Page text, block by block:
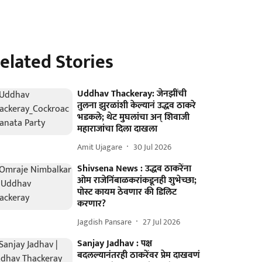
Stories
Uddhav Thackeray: जेनझींची
तुलना झुरळांशी केल्यानं उद्धव ठाकरे
भडकले; थेट मुघलांचा अन् शिवाजी
महाराजांचा दिला दाखला
Amit Ujagare 30 Jul 2026
Shivsena News : उद्धव ठाकरेंना
ओम राजेनिंबाळकरांकडूनही शुभेच्छा;
पोस्ट कायम ठेवणार की डिलिट
करणार?
Jagdish Pansare 27 Jul 2026
Sanjay Jadhav : पक्ष
बदलल्यानंतरही ठाकरेंवर प्रेम दाखवणं